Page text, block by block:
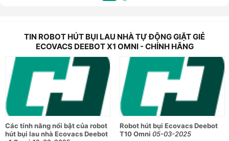
TIN ROBOT HÚT BỤI LAU NHÀ TỰ ĐỘNG GIẶT GIẺ
ECOVACS DEEBOT X1 OMNI - CHÍNH HÃNG
Các tính năng nổi bật của robot
hút bụi lau nhà Ecovacs Deebot
Robot hút bụi Ecovacs Deebot
T10 Omni 05-03-2025